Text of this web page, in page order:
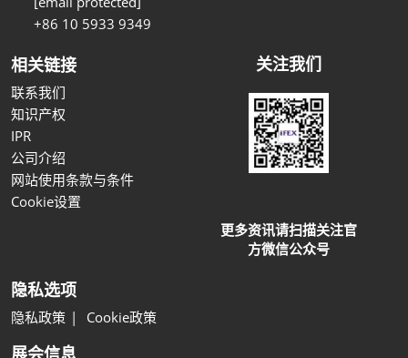
+86 10 5933 9349
相关链接
联系我们
知识产权
IPR
公司介绍
网站使用条款与条件
Cookie设置
关注我们
更多资讯请扫描关注官
方微信公众号
隐私选项
隐私政策 Cookie政策
展会信息